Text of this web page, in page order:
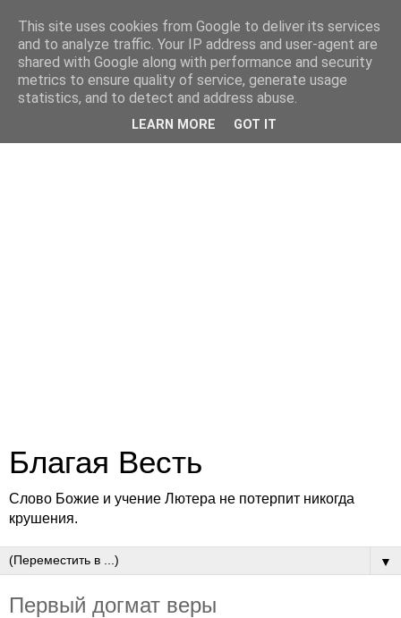
Благая Весть
Слово Божие и учение Лютера не потерпит никогда
крушения.
▼
Первый догмат веры
This site uses cookies from Google to deliver its services
and to analyze traffic. Your IP address and user-agent are
shared with Google along with performance and security
metrics to ensure quality of service, generate usage
statistics, and to detect and address abuse.
LEARN MORE GOT IT